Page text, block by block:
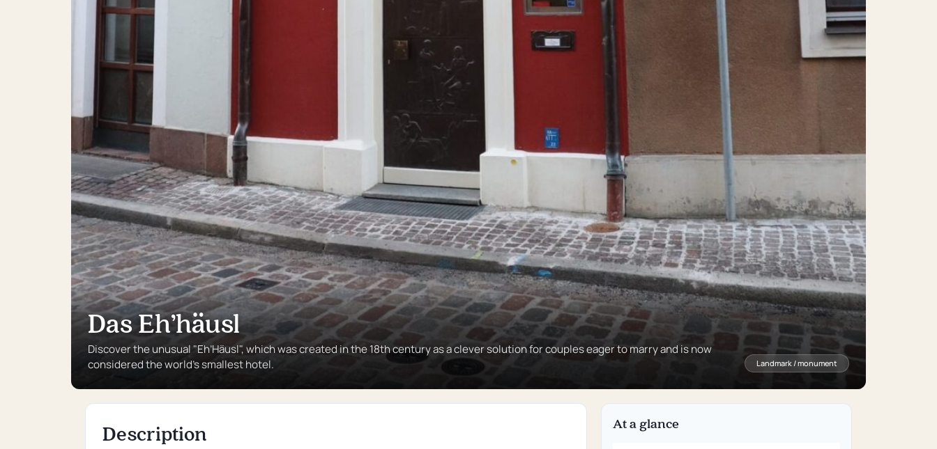
Das Eh’häusl
Discover the unusual "Eh’Häusl", which was created in the 18th century as a clever solution for couples eager to marry and is now
considered the world’s smallest hotel.
Landmark / monument
Description At a glance